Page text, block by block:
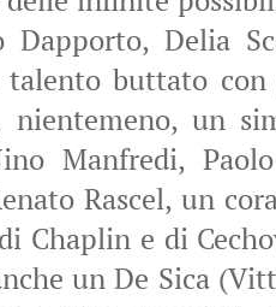
Dapporto, Delia
buttato con
nientemeno, un
Manfredi,
Rascel, un
Chaplin e di
un De Sica